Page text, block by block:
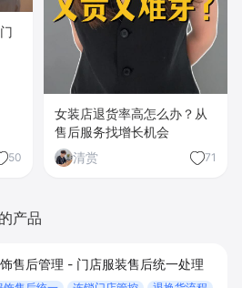
50
女装店退货率高怎么办？从
售后服务找增长机会
清赏
71
产品
售后管理 - 门店服装售后统一处理